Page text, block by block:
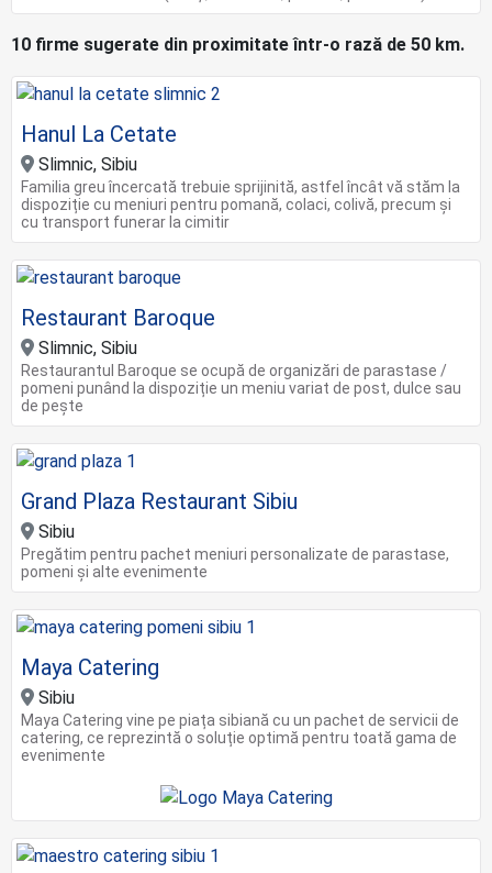
10 firme sugerate din proximitate într-o rază de 50 km.
Hanul La Cetate
Slimnic, Sibiu
Familia greu încercată trebuie sprijinită, astfel încât vă stăm la
dispoziție cu meniuri pentru pomană, colaci, colivă, precum și
cu transport funerar la cimitir
Restaurant Baroque
Slimnic, Sibiu
Restaurantul Baroque se ocupă de organizări de parastase /
pomeni punând la dispoziție un meniu variat de post, dulce sau
de pește
Grand Plaza Restaurant Sibiu
Sibiu
Pregătim pentru pachet meniuri personalizate de parastase,
pomeni și alte evenimente
Maya Catering
Sibiu
Maya Catering vine pe piața sibiană cu un pachet de servicii de
catering, ce reprezintă o soluție optimă pentru toată gama de
evenimente